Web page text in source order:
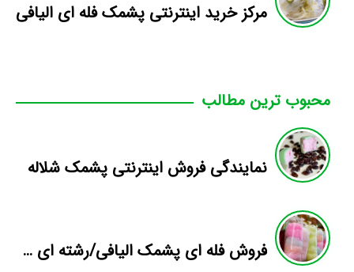
مرکز خرید اینترنتی پشمک فله ای الیافی
محبوب ترین مطالب
نمایندگی فروش اینترنتی پشمک شلاله
فروش فله ای پشمک الیافی/رشته ای میوه ای